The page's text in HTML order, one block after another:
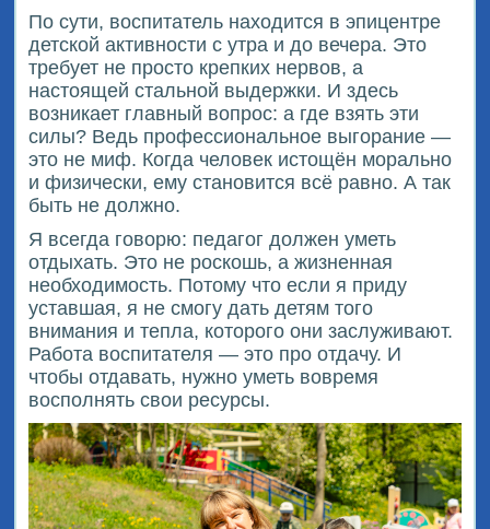
По сути, воспитатель находится в эпицентре
детской активности с утра и до вечера. Это
требует не просто крепких нервов, а
настоящей стальной выдержки. И здесь
возникает главный вопрос: а где взять эти
силы? Ведь профессиональное выгорание —
это не миф. Когда человек истощён морально
и физически, ему становится всё равно. А так
быть не должно.
Я всегда говорю: педагог должен уметь
отдыхать. Это не роскошь, а жизненная
необходимость. Потому что если я приду
уставшая, я не смогу дать детям того
внимания и тепла, которого они заслуживают.
Работа воспитателя — это про отдачу. И
чтобы отдавать, нужно уметь вовремя
восполнять свои ресурсы.